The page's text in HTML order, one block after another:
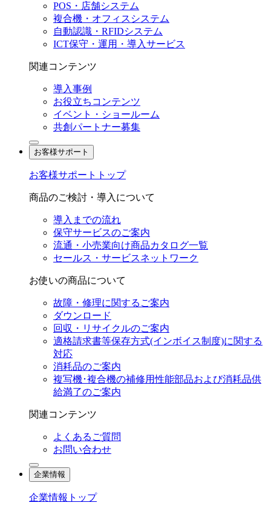
POS・店舗システム
複合機・オフィスシステム
自動認識・RFIDシステム
ICT保守・運用・導入サービス
関連コンテンツ
導入事例
お役立ちコンテンツ
イベント・ショールーム
共創パートナー募集
お客様サポート
お客様サポートトップ
商品のご検討・導入について
導入までの流れ
保守サービスのご案内
流通・小売業向け商品カタログ一覧
セールス・サービスネットワーク
お使いの商品について
故障・修理に関するご案内
ダウンロード
回収・リサイクルのご案内
適格請求書等保存方式(インボイス制度)に関する
対応
消耗品のご案内
複写機･複合機の補修用性能部品および消耗品供
給満了のご案内
関連コンテンツ
よくあるご質問
お問い合わせ
企業情報
企業情報トップ